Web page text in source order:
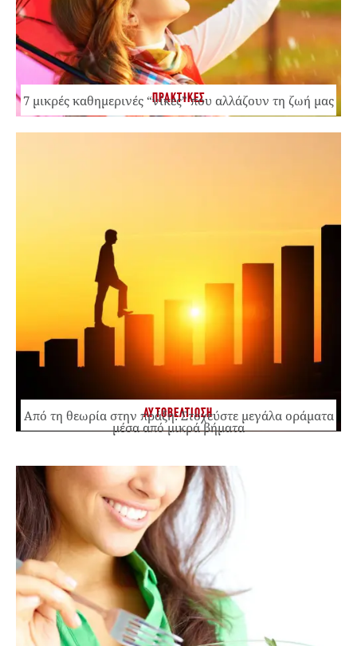
ΠΡΑΚΤΙΚΕΣ
7 μικρές καθημερινές “νίκες” που αλλάζουν τη ζωή μας
ΑΥΤΟΒΕΛΤΙΩΣΗ
Από τη θεωρία στην πράξη: Στοχεύστε μεγάλα οράματα
μέσα από μικρά βήματα